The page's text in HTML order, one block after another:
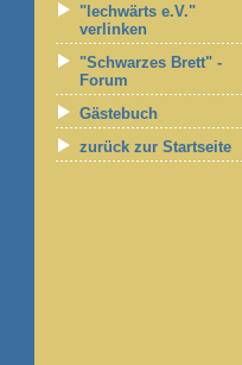
"lechwärts e.V."
verlinken
"Schwarzes Brett" -
Forum
Gästebuch
zurück zur Startseite